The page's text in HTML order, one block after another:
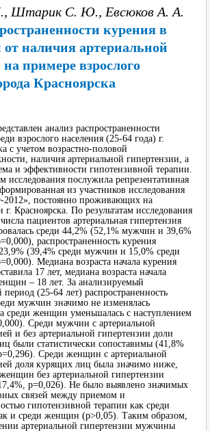
Штарик С. Ю., Евсюков А. А.
курения в
от наличия артериальной
примере взрослого
Красноярска
анализ распространенности
взрослого населения (25-64 года) г.
с учетом возрастно-половой
наличия артериальной гипертензии, а
и эффективности гипотензивной терапии.
исследования послужила репрезентативная
из участников исследования
постоянно проживающих на
г. Красноярска. По результатам исследования
пациентов артериальная гипертензия
среди 44,2% (52,1% мужчин и 39,6%
распространенность курения
(39,4% среди мужчин и 15,0% среди
Медиана возраста начала курения
17 лет, медиана возраста начала
– 18 лет. За анализируемый
период (25-64 лет) распространенность
мужчин значимо не изменялась
среди женщин уменьшалась с наступлением
Среди мужчин с артериальной
и без артериальной гипертензии доли
были статистически сопоставимы (41,8%
Среди женщин с артериальной
доля курящих лиц была значимо ниже,
без артериальной гипертензии
p=0,026). Не было выявлено значимых
связей между приемом и
гипотензивной терапии как среди
и среди женщин (р>0,05). Таким образом,
артериальной гипертензии мужчины